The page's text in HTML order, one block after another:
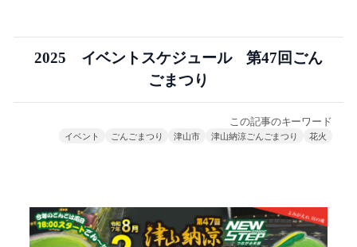
2025 イベントスケジュール 第47回ごん
ごまつり
この記事のキーワード
イベント ごんごまつり 津山市 津山納涼ごんごまつり 花火